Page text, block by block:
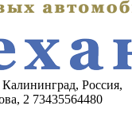
Калининград, Россия,
2 73435564480